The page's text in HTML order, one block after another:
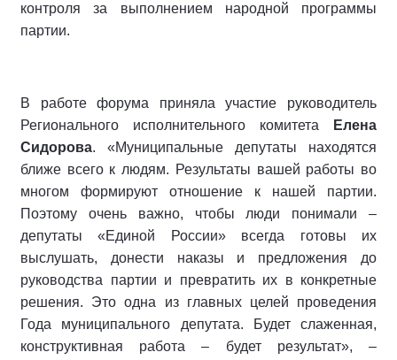
контроля за выполнением народной программы
партии.
В работе форума приняла участие руководитель
Регионального исполнительного комитета
Елена
Сидорова. «Муниципальные депутаты находятся
ближе всего к людям. Результаты вашей работы во
многом формируют отношение к нашей партии.
Поэтому очень важно, чтобы люди понимали –
депутаты «Единой России» всегда готовы их
выслушать, донести наказы и предложения до
руководства партии и превратить их в конкретные
решения. Это одна из главных целей проведения
Года муниципального депутата. Будет слаженная,
конструктивная работа – будет результат», –